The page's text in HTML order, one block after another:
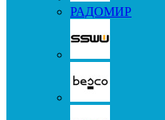
РАДОМИР